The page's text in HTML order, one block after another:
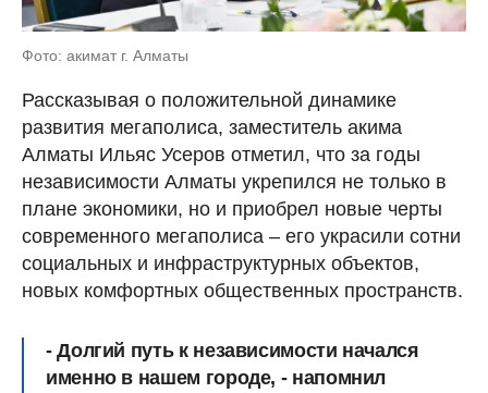
Фото: акимат г. Алматы
Рассказывая о положительной динамике
развития мегаполиса, заместитель акима
Алматы Ильяс Усеров отметил, что за годы
независимости Алматы укрепился не только в
плане экономики, но и приобрел новые черты
современного мегаполиса – его украсили сотни
социальных и инфраструктурных объектов,
новых комфортных общественных пространств.
- Долгий путь к независимости начался
именно в нашем городе, - напомнил